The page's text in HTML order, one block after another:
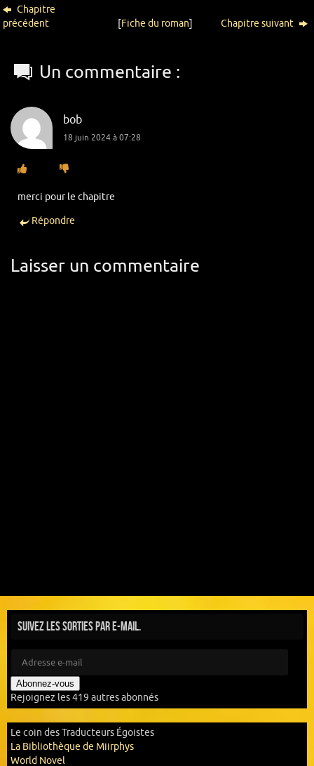
Chapitre
précédent
[Fiche du roman] Chapitre suivant
Un commentaire :
bob
18 juin 2024 à 07:28
merci pour le chapitre
Répondre
Laisser un commentaire
Suivez les sorties par e-mail.
Abonnez-vous
Rejoignez les 419 autres abonnés
Le coin des Traducteurs Égoistes
La Bibliothèque de Miirphys
World Novel